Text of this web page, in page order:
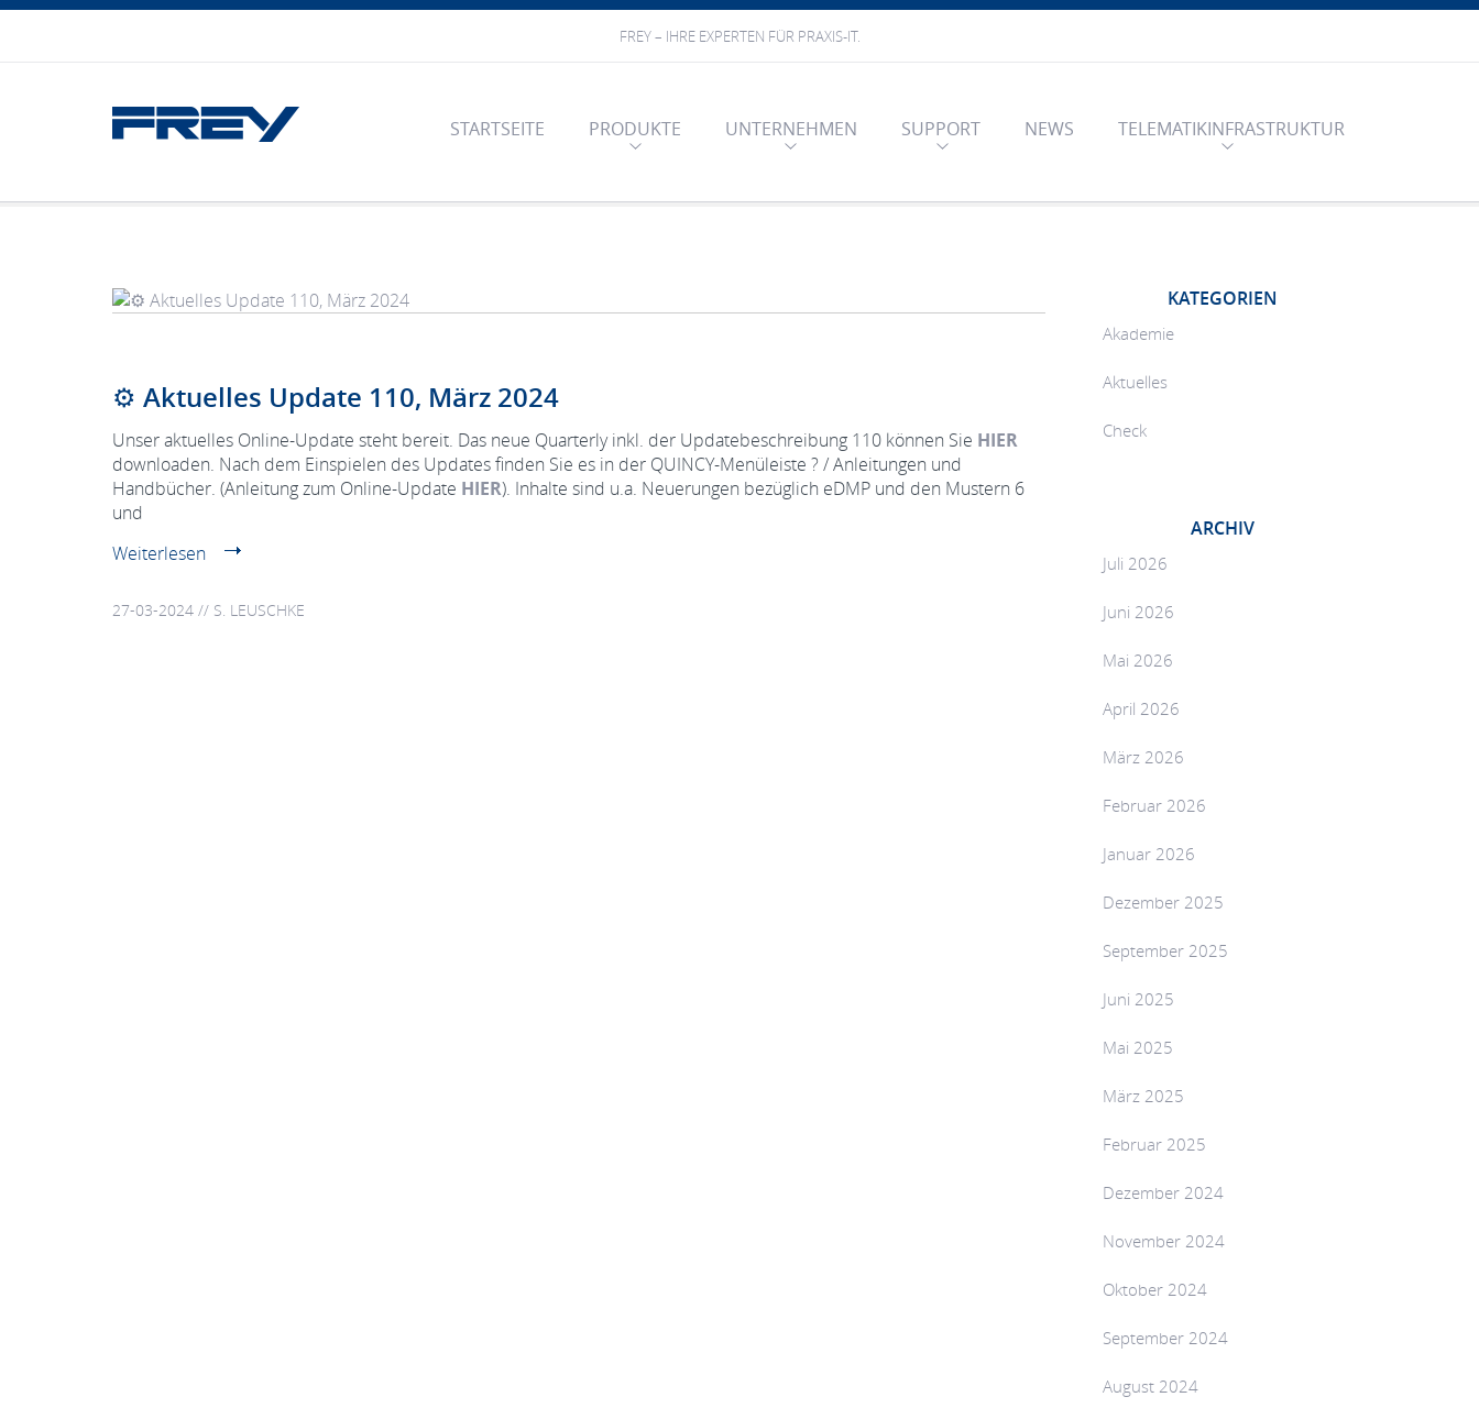
FREY – IHRE EXPERTEN FÜR PRAXIS-IT.
STARTSEITE PRODUKTE UNTERNEHMEN SUPPORT NEWS TELEMATIKINFRASTRUKTUR
⚙️ Aktuelles Update 110, März 2024
Unser aktuelles Online-Update steht bereit. Das neue Quarterly inkl. der Updatebeschreibung 110 können Sie HIER
downloaden. Nach dem Einspielen des Updates finden Sie es in der QUINCY-Menüleiste ? / Anleitungen und
Handbücher. (Anleitung zum Online-Update HIER). Inhalte sind u.a. Neuerungen bezüglich eDMP und den Mustern 6
und
Weiterlesen
27-03-2024 // S. LEUSCHKE
KATEGORIEN
Akademie
Aktuelles
Check
ARCHIV
Juli 2026
Juni 2026
Mai 2026
April 2026
März 2026
Februar 2026
Januar 2026
Dezember 2025
September 2025
Juni 2025
Mai 2025
März 2025
Februar 2025
Dezember 2024
November 2024
Oktober 2024
September 2024
August 2024